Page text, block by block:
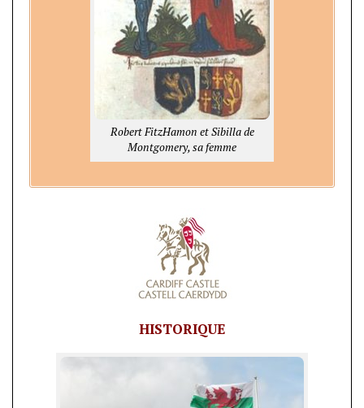
Robert FitzHamon et Sibilla de
Montgomery, sa femme
HISTORIQUE